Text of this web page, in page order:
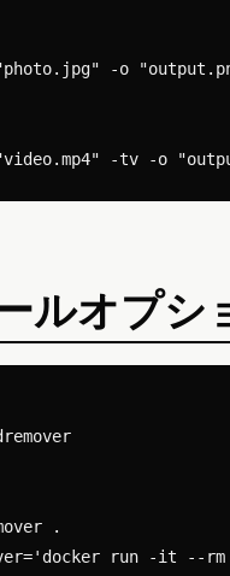
-o
ルオプシ
.
run -it --